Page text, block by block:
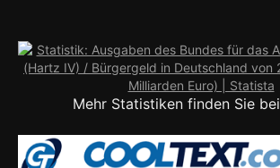
Mehr Statistiken finden Sie bei